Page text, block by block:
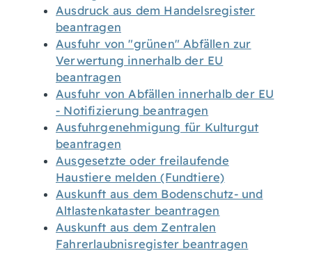
Ausdruck aus dem Handelsregister
beantragen
Ausfuhr von "grünen" Abfällen zur
Verwertung innerhalb der EU
beantragen
Ausfuhr von Abfällen innerhalb der EU
- Notifizierung beantragen
Ausfuhrgenehmigung für Kulturgut
beantragen
Ausgesetzte oder freilaufende
Haustiere melden (Fundtiere)
Auskunft aus dem Bodenschutz- und
Altlastenkataster beantragen
Auskunft aus dem Zentralen
Fahrerlaubnisregister beantragen